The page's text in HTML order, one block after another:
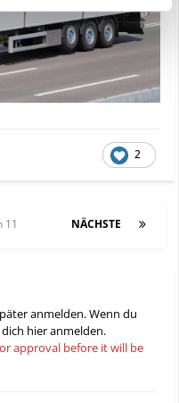
2
NÄCHSTE
11
anmelden. Wenn du
hieranmelden.
approval before it will be